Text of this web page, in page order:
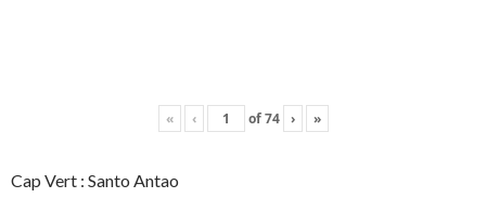
« ‹ of74 › »
Cap Vert : Santo Antao